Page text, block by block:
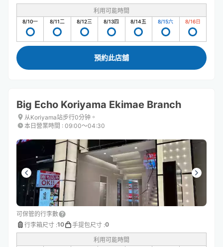
利用可能時間
8/10一 8/11二 8/12三 8/13四 8/14五 8/15六 8/16日
預約此店舖
Big Echo Koriyama Ekimae Branch
从Koriyama站步行0分钟。
本日營業時間 : 09:00〜04:30
可保管的行李數
行李箱尺寸 :10 手提包尺寸 :0
利用可能時間